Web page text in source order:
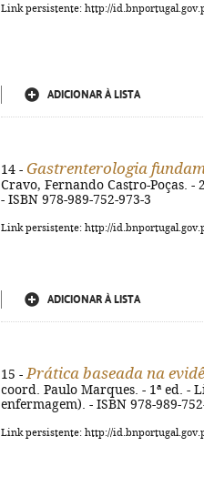
Link persistente: http://
ADICIONAR À LISTA
14 - Gastrenterologia
Cravo, Fernando Castro-Poças. -
- ISBN 978-989-752-973-3
Link persistente: http://
ADICIONAR À LISTA
15 - Prática baseada na
coord. Paulo Marques. - 1ª ed. -
enfermagem). - ISBN 978-989-
Link persistente: http://